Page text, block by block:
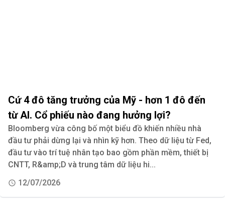
Cứ 4 đô tăng trưởng của Mỹ - hơn 1 đô đến
từ AI. Cổ phiếu nào đang hưởng lợi?
Bloomberg vừa công bố một biểu đồ khiến nhiều nhà
đầu tư phải dừng lại và nhìn kỹ hơn. Theo dữ liệu từ Fed,
đầu tư vào trí tuệ nhân tạo bao gồm phần mềm, thiết bị
CNTT, R&amp;D và trung tâm dữ liệu hi...
12/07/2026